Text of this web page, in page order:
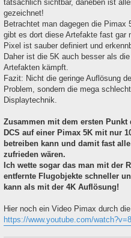
tatsächlich sichtbar, daneben ist
gezeichnet!
Betrachtet man dagegen die Pimax
gibt es dort diese Artefakte fast gar
Pixel ist sauber definiert und
Daher ist die 5K auch besser als
Artefakten kämpft.
Fazit: Nicht die geringe Auflösung
Problem, sondern die mega
Displaytechnik.
Zusammen mit dem ersten Punkt
DCS auf einer Pimax 5K mit nur
betreiben kann und damit fast alle
zufrieden wären.
Ich wette sogar das man mit der
entfernte Flugobjekte schneller
kann als mit der 4K Auflösung!
Hier noch ein Video Pimax durch
https://www.youtube.com/